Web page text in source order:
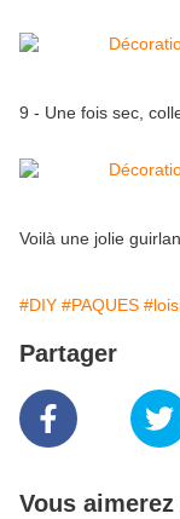
9 - Une fois sec,
Voilà une jolie
#DIY #PAQUES
Partager
Vous